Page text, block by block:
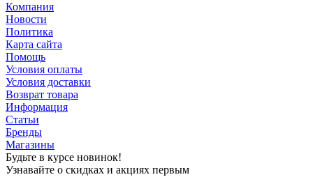
Компания
Новости
Политика
Карта сайта
Помощь
Условия оплаты
Условия доставки
Возврат товара
Информация
Статьи
Бренды
Магазины
Будьте в курсе новинок!
Узнавайте о скидках и акциях первым